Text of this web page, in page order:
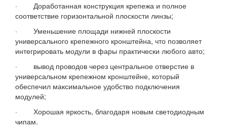
· Доработанная конструкция крепежа и полное
соответствие горизонтальной плоскости линзы;
· Уменьшение площади нижней плоскости
универсального крепежного кронштейна, что позволяет
интегрировать модули в фары практически любого авто;
· вывод проводов через центральное отверстие в
универсальном крепежном кронштейне, который
обеспечил максимальное удобство подключения
модулей;
· Хорошая яркость, благодаря новым светодиодным
чипам.